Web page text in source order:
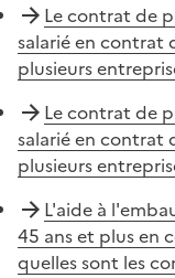
Le contrat de
salarié en contrat
plusieurs
Le contrat de
salarié en contrat
plusieurs
L'aide à
45 ans et plus en
quelles sont les